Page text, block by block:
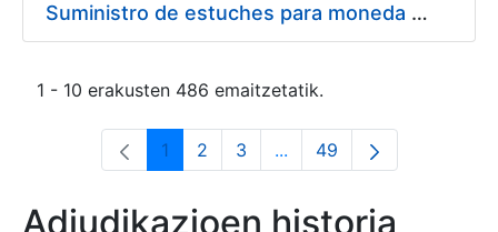
Suministro de estuches para moneda de 30 €
1 - 10 erakusten 486 emaitzetatik.
Orrialdea
1 Orrialdea
2 Orrialdea
3 ...Intermediate Pages Use
Orrialdea
49
Adjudikazioen historia